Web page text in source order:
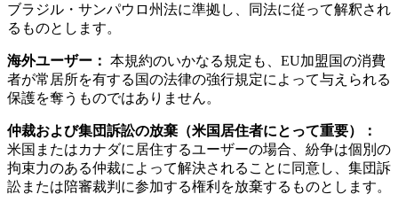
ブラジル・サンパウロ州法に準拠し、同法に従って解釈され
るものとします。
海外ユーザー： 本規約のいかなる規定も、EU加盟国の消費
者が常居所を有する国の法律の強行規定によって与えられる
保護を奪うものではありません。
仲裁および集団訴訟の放棄（米国居住者にとって重要）：
米国またはカナダに居住するユーザーの場合、紛争は個別の
拘束力のある仲裁によって解決されることに同意し、集団訴
訟または陪審裁判に参加する権利を放棄するものとします。